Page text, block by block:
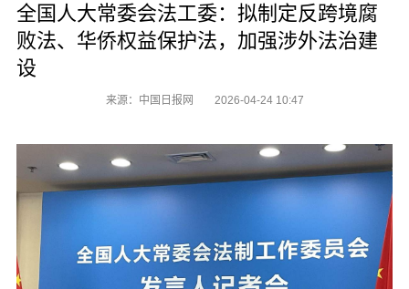
全国人大常委会法工委：拟制定反跨境腐
败法、华侨权益保护法，加强涉外法治建
设
来源：中国日报网 2026-04-24 10:47